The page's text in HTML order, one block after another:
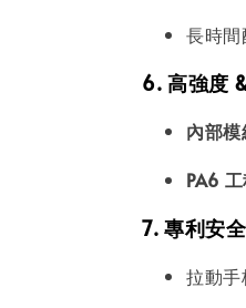
長時間
6. 高強度
內部
PA6
7. 專利安
拉動手